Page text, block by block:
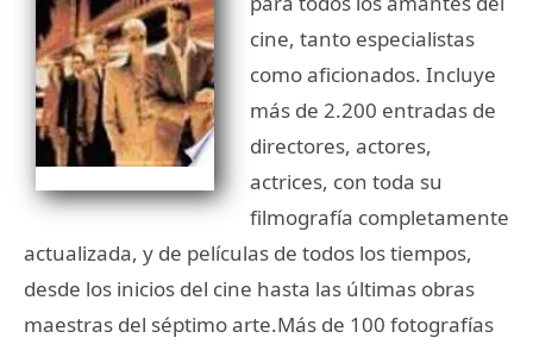
cine, tanto especialistas
como aficionados. Incluye
más de 2.200 entradas de
directores, actores,
actrices, con toda su
filmografía completamente
actualizada, y de películas de todos los tiempos,
desde los inicios del cine hasta las últimas obras
maestras del séptimo arte.Más de 100 fotografías